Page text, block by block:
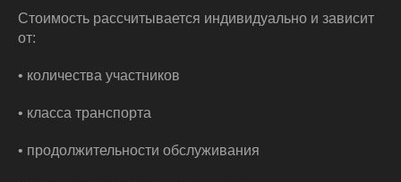
Стоимость рассчитывается индивидуально и зависит
от:
• количества участников
• класса транспорта
• продолжительности обслуживания